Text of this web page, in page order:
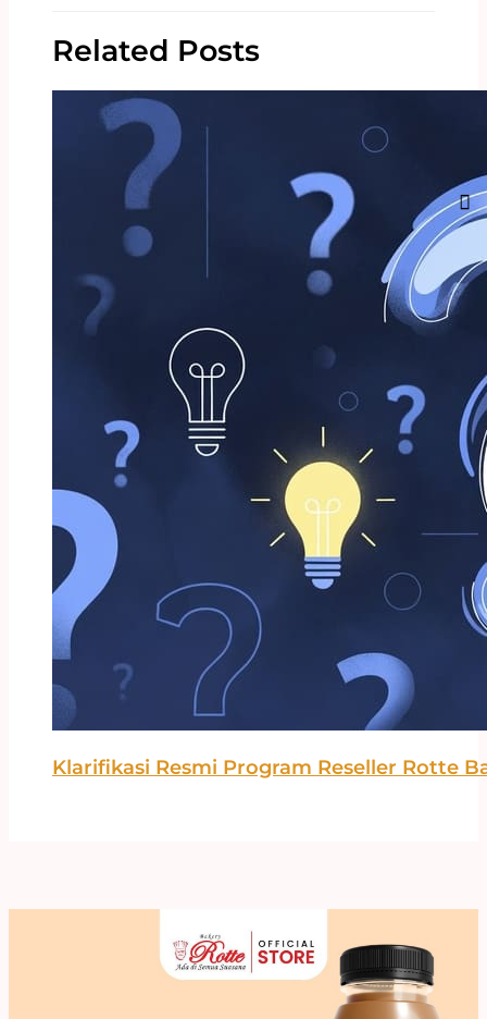
Related Posts
Klarifikasi Resmi Program Reseller Rotte